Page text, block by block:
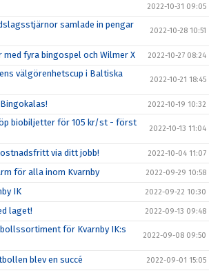
2022-10-31 09:05
samlade in pengar
2022-10-28 10:51
fyra bingospel och Wilmer X 2022-10-27 08:24
välgörenhetscup i Baltiska
2022-10-21 18:45
2022-10-19 10:32
biobiljetter för 105 kr/st - först
2022-10-13 11:04
via ditt jobb! 2022-10-04 11:07
för alla inom Kvarnby 2022-09-29 10:58
IK 2022-09-22 10:30
laget! 2022-09-13 09:48
för Kvarnby IK:s
2022-09-08 09:50
blev en succé 2022-09-01 15:05